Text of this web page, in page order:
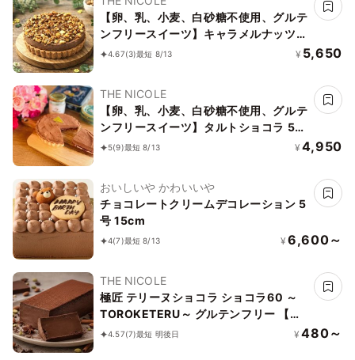
《アレルギー配慮》
【卵、乳、小麦、白砂糖不使用、グルテ
ンフリースイーツ】キャラメルナッツバ
ナーヌショコラ【京豆腐仕込み】 5号
ィーガンケーキ》 《無添加》《アレル
ギー配慮》
4.67(3)最短 8/13 ¥ 5,650
THE NICOLE
【卵、乳、小麦、白砂糖不使用、グルテ
ンフリースイーツ】タルトショコラ 5号
15cm【京豆腐仕込み】《ヴィーガンス
5(9)最短 8/13 ¥ 4,950
おいしいや かわいいや
チョコレートクリームデコレーション 5
号 15cm
4(7)最短 8/13 ¥ 6,600～
THE NICOLE
極匠 テリーヌショコラ ショコラ60 ～
TOROKETERU～ グルテンフリー 【濃
厚な口溶けは美味さとなる】・・・【美
4.57(7)最短 明後日 ¥ 480～